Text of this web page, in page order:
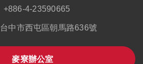
+886-4-23590665
中市西屯區朝馬路636號
麥寮辦公室